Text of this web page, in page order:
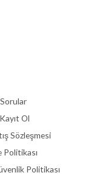
Ol
Sözleşmesi
Politikası
Politikası